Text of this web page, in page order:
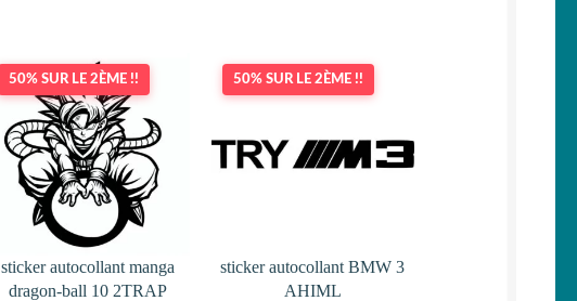
50% SUR LE 2ÈME !!
sticker autocollant manga
dragon-ball 10 2TRAP
50% SUR LE 2ÈME !!
sticker autocollant BMW 3
AHIML